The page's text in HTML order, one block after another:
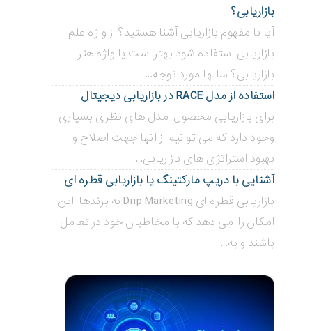
بازاریابی؟
آیا با مفهوم بازاریابی آشنا هستید؟ از واژه علم
بازاریابی استفاده شود بهتر است یا واژه هنر
بازاریابی؟ سالها مورد توجه...
استفاده از مدل RACE در بازاریابی دیجیتال
برای بازاریابی محصول مدل های نظری بسیاری
وجود دارد که می توانیم از آنها جهت اصلاح و
بهبود استراتژی های بازاریابی...
آشنایی با دریپ مارکتینگ یا بازاریابی قطره ای
بازاریابی قطره ای Drip Marketing به برندها این
امکان را می دهد که با مخاطبان خود در تعامل
باشند و به...